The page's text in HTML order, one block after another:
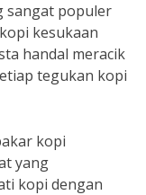
sangat populer
kesukaan
handal meracik
tegukan kopi
kopi
yang
kopi dengan